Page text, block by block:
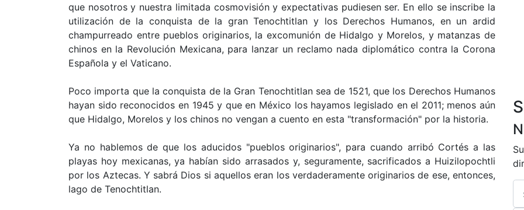
que nosotros y nuestra limitada cosmovisión y expectativas pudiesen ser. En ello se inscribe la
utilización de la conquista de la gran Tenochtitlan y los Derechos Humanos, en un ardid
champurreado entre pueblos originarios, la excomunión de Hidalgo y Morelos, y matanzas de
chinos en la Revolución Mexicana, para lanzar un reclamo nada diplomático contra la Corona
Española y el Vaticano.
Poco importa que la conquista de la Gran Tenochtitlan sea de 1521, que los Derechos Humanos
hayan sido reconocidos en 1945 y que en México los hayamos legislado en el 2011; menos aún
que Hidalgo, Morelos y los chinos no vengan a cuento en esta "transformación" por la historia.
Ya no hablemos de que los aducidos "pueblos originarios", para cuando arribó Cortés a las
playas hoy mexicanas, ya habían sido arrasados y, seguramente, sacrificados a Huizilopochtli
por los Aztecas. Y sabrá Dios si aquellos eran los verdaderamente originarios de ese, entonces,
lago de Tenochtitlan.